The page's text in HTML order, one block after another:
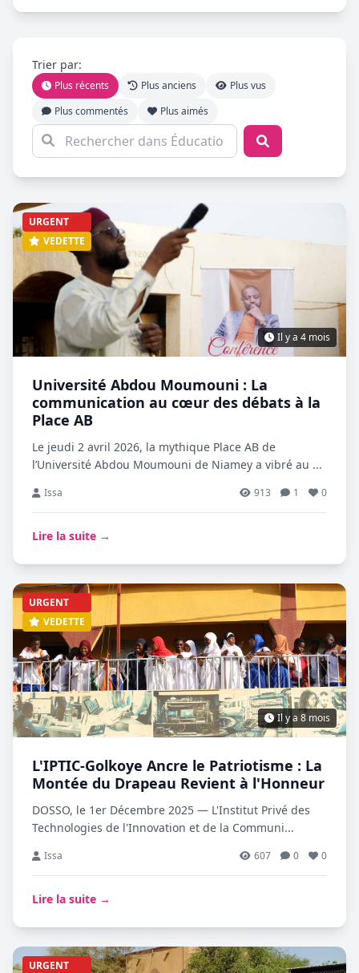
Trier par:
Plus récents Plus anciens
Plus vus
Plus commentés
Plus aimés
URGENT
VEDETTE
Il y a 4 mois
Université Abdou Moumouni : La
communication au cœur des débats à la
Place AB
Le jeudi 2 avril 2026, la mythique Place AB de
l’Université Abdou Moumouni de Niamey a vibré au ...
Issa 913 1 0
Lire la suite →
URGENT
VEDETTE
Il y a 8 mois
L'IPTIC-Golkoye Ancre le Patriotisme : La
Montée du Drapeau Revient à l'Honneur
DOSSO, le 1er Décembre 2025 — L'Institut Privé des
Technologies de l'Innovation et de la Communi...
Issa 607 0 0
Lire la suite →
URGENT